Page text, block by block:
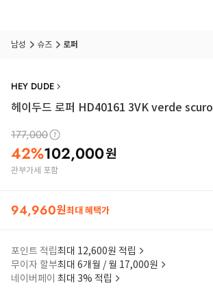
남성 슈즈 로퍼
HEY DUDE
헤이두드 로퍼 HD40161 3VK verde scuro
177,000
42%102,000원
관부가세 포함
94,960원최대 혜택가
포인트 적립최대 12,600원 적립
무이자 할부최대 6개월 / 월 17,000원
네이버페이 최대 3% 적립